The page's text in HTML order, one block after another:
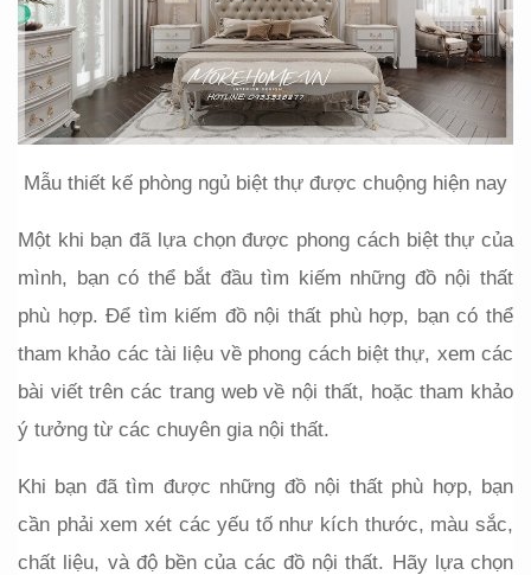
Mẫu thiết kế phòng ngủ biệt thự được chuộng hiện nay
Một khi bạn đã lựa chọn được phong cách biệt thự của
mình, bạn có thể bắt đầu tìm kiếm những đồ nội thất
phù hợp. Để tìm kiếm đồ nội thất phù hợp, bạn có thể
tham khảo các tài liệu về phong cách biệt thự, xem các
bài viết trên các trang web về nội thất, hoặc tham khảo
ý tưởng từ các chuyên gia nội thất.
Khi bạn đã tìm được những đồ nội thất phù hợp, bạn
cần phải xem xét các yếu tố như kích thước, màu sắc,
chất liệu, và độ bền của các đồ nội thất. Hãy lựa chọn